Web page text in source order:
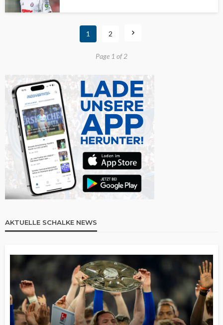
1 2
Page 1 of 2
AKTUELLE SCHALKE NEWS